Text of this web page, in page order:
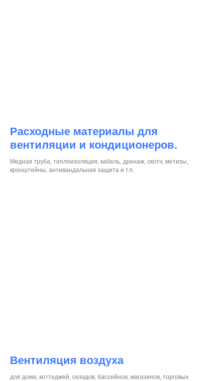
Расходные материалы для
вентиляции и кондиционеров.
Медная труба, теплоизоляция, кабель, дренаж, скотч, метизы,
кронштейны, антивандальная защита и т.п.
Вентиляция воздуха
для дома, коттеджей, складов, бассейнов, магазинов, торговых